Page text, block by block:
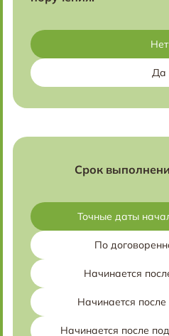
Нет
Да
Срок
Точные даты
По
Начинается
Начинается
Начинается после